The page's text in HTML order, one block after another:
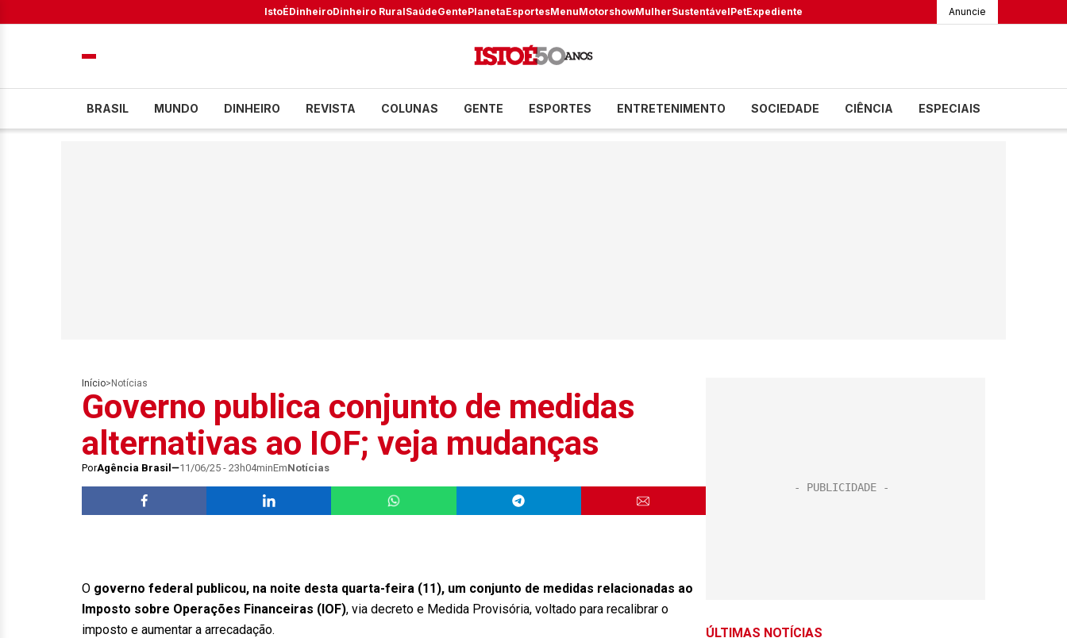
IstoÉDinheiroDinheiro RuralSaúdeGentePlanetaEsportesMenuMotorshowMulherSustentávelPetExpediente Anuncie
BRASIL MUNDO DINHEIRO REVISTA COLUNAS GENTE ESPORTES ENTRETENIMENTO SOCIEDADE CIÊNCIA ESPECIAIS
Início> Notícias
Governo publica conjunto de medidas
alternativas ao IOF; veja mudanças
PorAgência Brasil 11/06/25 - 23h04minEmNotícias
O governo federal publicou, na noite desta quarta-feira (11), um conjunto de medidas relacionadas ao
Imposto sobre Operações Financeiras (IOF), via decreto e Medida Provisória, voltado para recalibrar o
imposto e aumentar a arrecadação.